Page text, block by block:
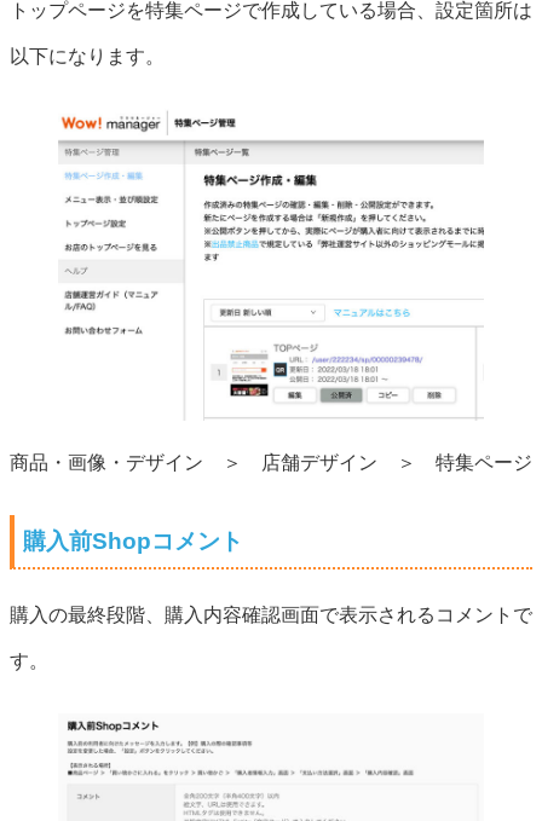
トップページを特集ページで作成している場合、設定箇所は
以下になります。
商品・画像・デザイン ＞ 店舗デザイン ＞ 特集ページ
購入前Shopコメント
購入の最終段階、購入内容確認画面で表示されるコメントで
す。